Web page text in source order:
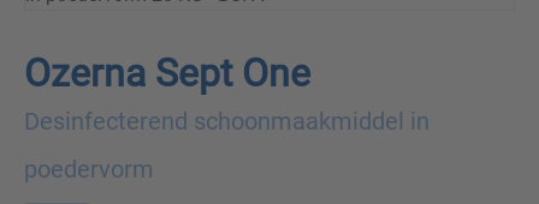
Ozerna Sept One
Desinfecterend schoonmaakmiddel in
poedervorm